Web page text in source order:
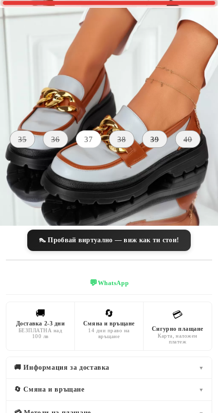
Няма наличност
Размер на обувки: Таблица с размери
35 36 37 38 39 40
ЦВЯТ
Сиво
Екологична
кожа
ВИСОЧИНА
НА
ПОДМЕТКАТА
3 CM
Уведомете ме, когато е налично
👠 Пробвай виртуално — виж как ти стои!
💬WhatsApp
🚚
Доставка 2-3 дни
БЕЗПЛАТНА над
100 лв
🔄
Смяна и връщане
14 дни право на
връщане
💳
Сигурно плащане
Карта, наложен
платеж
🚚 Информация за доставка ▼
🔄 Смяна и връщане ▼